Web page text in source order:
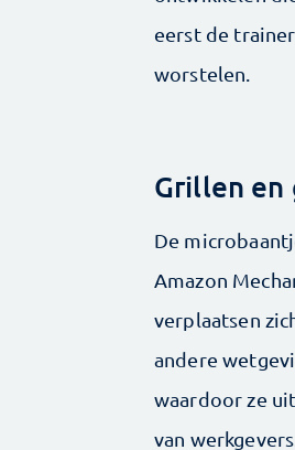
eerst de
worstelen.
Grillen en
De
Amazon
verplaatsen
andere
waardoor ze
van werkgevers.